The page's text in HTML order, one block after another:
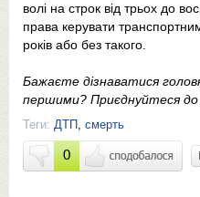
волі на строк від трьох до
права керувати
років або без такого.
Бажаєте дізнаватися
першими? Приєднуйтеся
Теги: ДТП , смерть
0